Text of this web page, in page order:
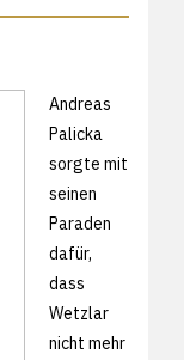
Andreas
Palicka
sorgte mit
seinen
Paraden
dafür,
dass
Wetzlar
nicht mehr